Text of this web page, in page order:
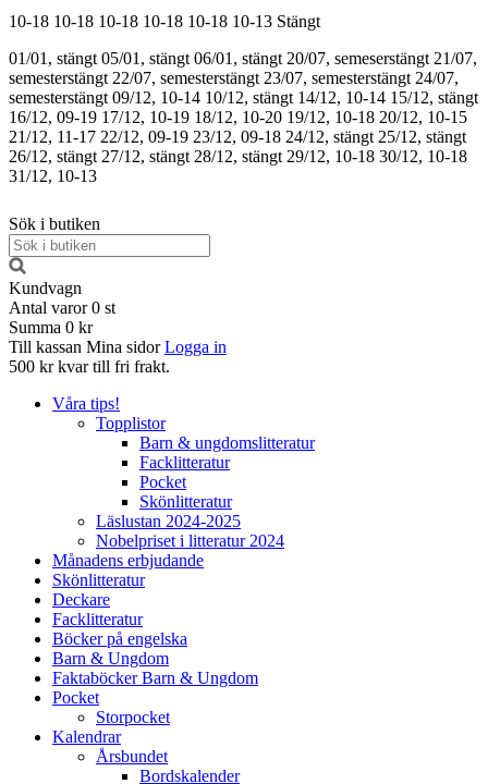
10-18 10-18 10-18 10-18 10-18 10-13 Stängt
01/01, stängt 05/01, stängt 06/01, stängt 20/07, semeserstängt 21/07,
semesterstängt 22/07, semesterstängt 23/07, semesterstängt 24/07,
semesterstängt 09/12, 10-14 10/12, stängt 14/12, 10-14 15/12, stängt
16/12, 09-19 17/12, 10-19 18/12, 10-20 19/12, 10-18 20/12, 10-15
21/12, 11-17 22/12, 09-19 23/12, 09-18 24/12, stängt 25/12, stängt
26/12, stängt 27/12, stängt 28/12, stängt 29/12, 10-18 30/12, 10-18
31/12, 10-13
Sök i butiken
Kundvagn
Antal varor 0 st
Summa 0 kr
Till kassan Mina sidor Logga in
500 kr kvar till fri frakt.
Våra tips!
Topplistor
Barn & ungdomslitteratur
Facklitteratur
Pocket
Skönlitteratur
Läslustan 2024-2025
Nobelpriset i litteratur 2024
Månadens erbjudande
Skönlitteratur
Deckare
Facklitteratur
Böcker på engelska
Barn & Ungdom
Faktaböcker Barn & Ungdom
Pocket
Storpocket
Kalendrar
Årsbundet
Bordskalender